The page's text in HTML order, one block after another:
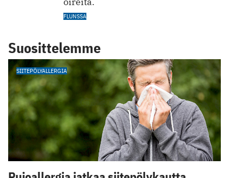
FLUNSSA
Suosittelemme
SIITEPÖLYALLERGIA